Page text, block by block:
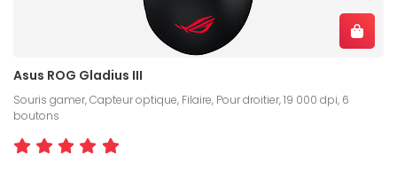
Asus ROG Gladius III
Souris gamer, Capteur optique, Filaire, Pour droitier, 19 000 dpi, 6
boutons